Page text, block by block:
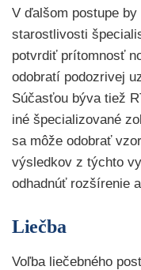
V ďalšom postupe
starostlivosti
potvrdiť prítomnosť
odobratí podozrivej
Súčasťou býva tiež
iné špecializované
sa môže odobrať
výsledkov z týchto
odhadnúť rozšírenie
Liečba
Voľba liečebného